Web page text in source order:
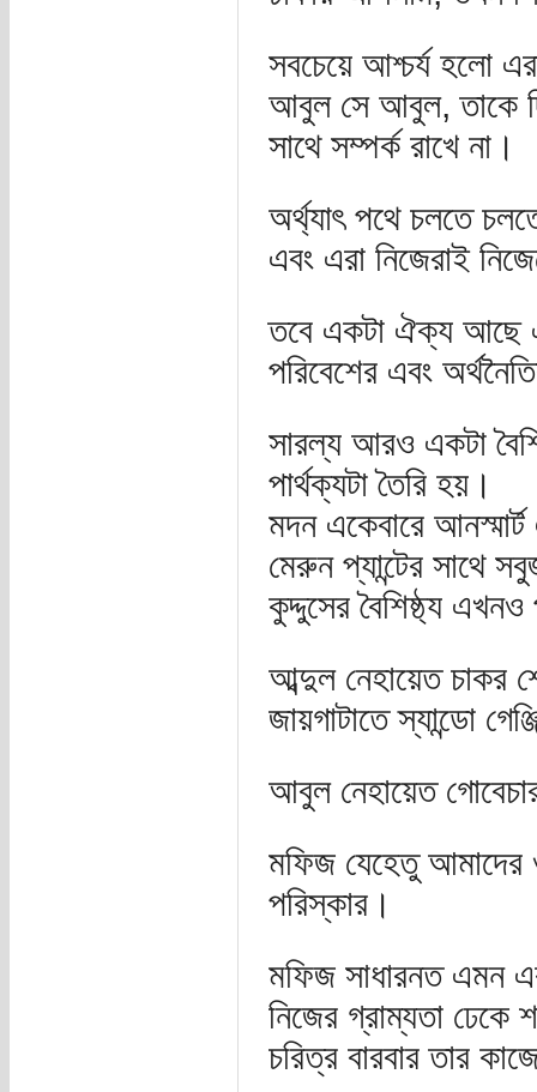
সবচেয়ে আশ্চর্য হলো
আবুল সে আবুল, তাকে
সাথে সম্পর্ক রাখে না।
অর্থ্যাৎ পথে চলতে
এবং এরা নিজেরাই
তবে একটা ঐক্য আছে
পরিবেশের এবং
সারল্য আরও একটা
পার্থক্যটা তৈরি হয়।
মদন একেবারে
মেরুন প্যান্টের সাথে
কুদ্দুসের বৈশিষ্ঠ্য
আব্দুল নেহায়েত চাকর
জায়গাটাতে স্যান্ডো
আবুল নেহায়েত
মফিজ যেহেতু আমাদের
পরিস্কার।
মফিজ সাধারনত এমন
নিজের গ্রাম্যতা ঢেকে
চরিত্র বারবার তার